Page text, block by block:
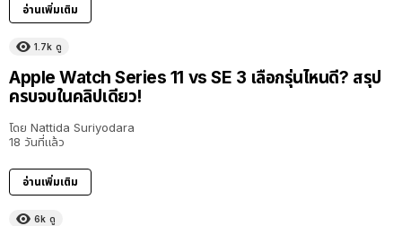
อ่านเพิ่มเติม
1.7k ดู
Apple Watch Series 11 vs SE 3 เลือกรุ่นไหนดี? สรุป
ครบจบในคลิปเดียว!
โดย Nattida Suriyodara
18 วันที่แล้ว
อ่านเพิ่มเติม
6k ดู